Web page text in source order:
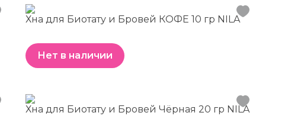
Хна для Биотату и Бровей КОФЕ 10 гр NILA
Нет в наличии
Хна для Биотату и Бровей Чёрная 20 гр NILA